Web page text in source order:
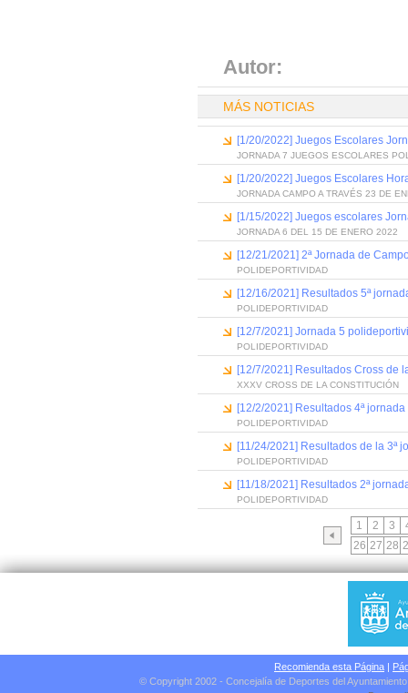
Autor:
MÁS NOTICIAS
[1/20/2022] Juegos Escolares
JORNADA 7 JUEGOS ESCOLARES
[1/20/2022] Juegos Escolares
JORNADA CAMPO A TRAVÉS 23 DE
[1/15/2022] Juegos escolares
JORNADA 6 DEL 15 DE ENERO 2022
[12/21/2021] 2ª Jornada de
POLIDEPORTIVIDAD
[12/16/2021] Resultados 5ª
POLIDEPORTIVIDAD
[12/7/2021] Jornada 5
POLIDEPORTIVIDAD
[12/7/2021] Resultados Cross de
XXXV CROSS DE LA CONSTITUCIÓN
[12/2/2021] Resultados 4ª jornada
POLIDEPORTIVIDAD
[11/24/2021] Resultados de la 3ª
POLIDEPORTIVIDAD
[11/18/2021] Resultados 2ª
POLIDEPORTIVIDAD
1 2 3
26 27 28
Recomienda esta Página |
© Copyright 2002 - Concejalía de Deportes del